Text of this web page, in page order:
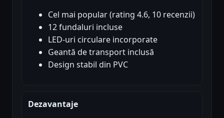
Cel mai popular (rating 4.6, 10 recenzii)
12 fundaluri incluse
LED-uri circulare incorporate
Geantă de transport inclusă
Design stabil din PVC
Dezavantaje